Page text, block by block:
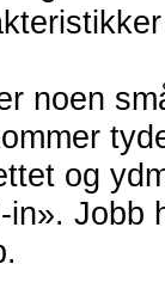
noen
og
in». Jobb